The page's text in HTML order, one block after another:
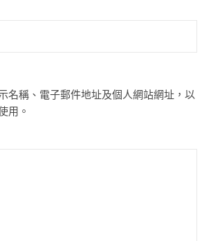
名稱、電子郵件地址及個人網站網址，以
用。